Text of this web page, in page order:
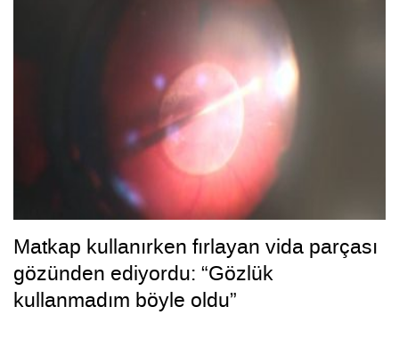
Matkap kullanırken fırlayan vida parçası
gözünden ediyordu: “Gözlük
kullanmadım böyle oldu”